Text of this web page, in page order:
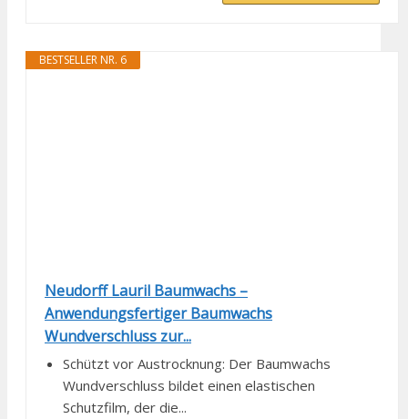
BESTSELLER NR. 6
Neudorff Lauril Baumwachs –
Anwendungsfertiger Baumwachs
Wundverschluss zur...
Schützt vor Austrocknung: Der Baumwachs
Wundverschluss bildet einen elastischen
Schutzfilm, der die...